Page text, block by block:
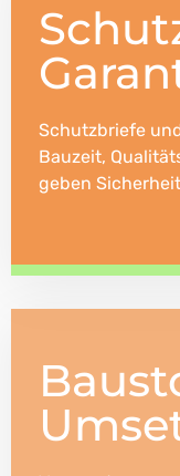
Schutzbriefe
Bauzeit,
geben Sicherheit